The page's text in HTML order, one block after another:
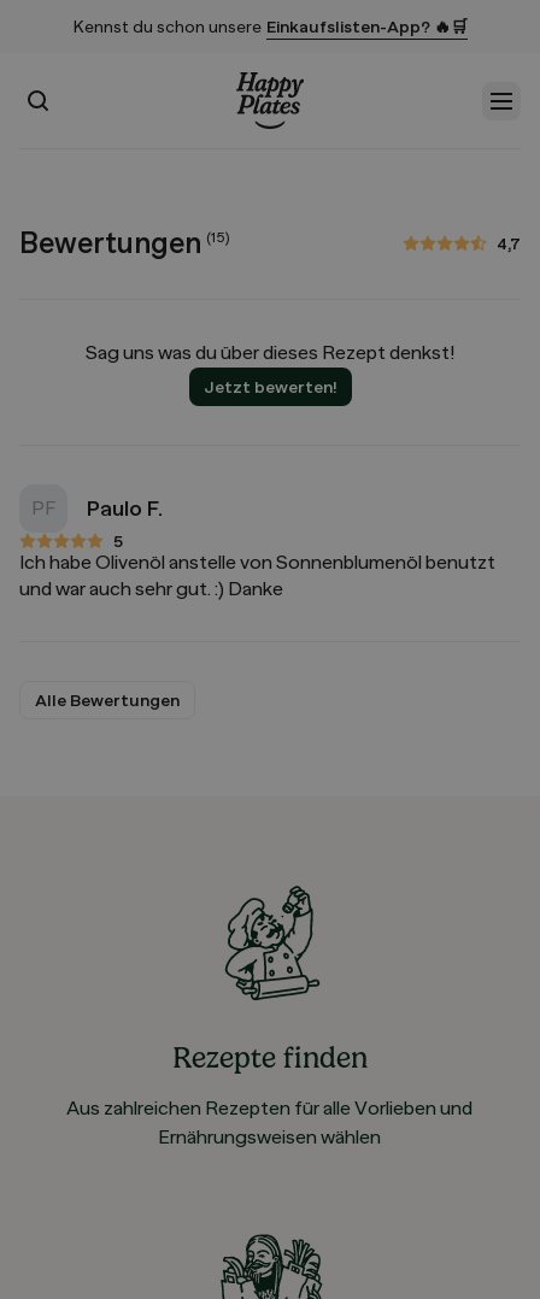
Kennst du schon unsere Einkaufslisten-App? 🔥🛒
Suchen
Bewertungen (15) 4,7
4,7 von 5 Sternen
Sag uns was du über dieses Rezept denkst!
Jetzt bewerten!
PF Paulo F.
5
5 von 5 Sternen
Ich habe Olivenöl anstelle von Sonnenblumenöl benutzt
und war auch sehr gut. :) Danke
Alle Bewertungen
Rezepte finden
Aus zahlreichen Rezepten für alle Vorlieben und
Ernährungsweisen wählen